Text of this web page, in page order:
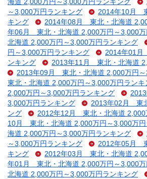
海道 2,000万円～3,000万円ランキング
～3,000万円ランキング
2014年10月
キング
2014年08月 東北・北海道
年06月 東北・北海道 2,000万円～3,000万
北海道 2,000万円～3,000万円ランキング
円～3,000万円ランキング
2014年01月
ンキング
2013年11月 東北・北海道
2013年09月 東北・北海道 2,000万円～
東北・北海道 2,000万円～3,000万円ランキ
2,000万円～3,000万円ランキング
3,000万円ランキング
2013年02月 東
ング
2012年12月 東北・北海道 2,000
10月 東北・北海道 2,000万円～3,000万円
海道 2,000万円～3,000万円ランキング
～3,000万円ランキング
2012年05月
キング
2012年03月 東北・北海道
年01月 東北・北海道 2,000万円～3,000万
北海道 2,000万円～3,000万円ランキング